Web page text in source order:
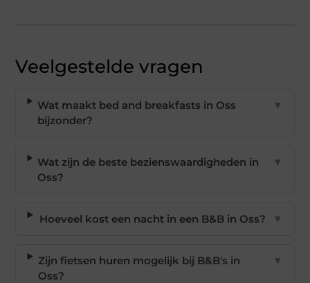
Veelgestelde vragen
Wat maakt bed and breakfasts in Oss
bijzonder?
▼
Wat zijn de beste bezienswaardigheden in
Oss?
▼
Hoeveel kost een nacht in een B&B in Oss? ▼
Zijn fietsen huren mogelijk bij B&B's in
Oss?
▼